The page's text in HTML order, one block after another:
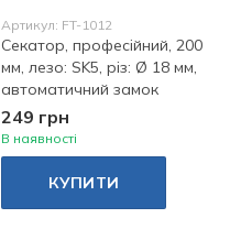
Артикул: FT-1012
Секатор, професійний, 200
мм, лезо: SK5, різ: Ø 18 мм,
автоматичний замок
249 грн
В наявності
КУПИТИ